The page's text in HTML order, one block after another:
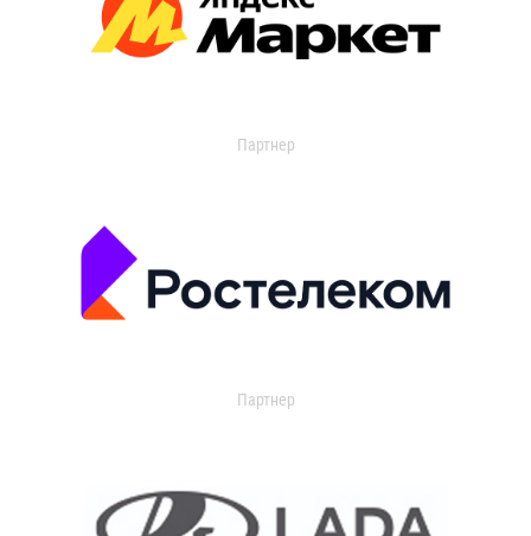
Партнер
Партнер